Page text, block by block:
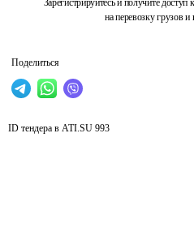
Зарегистрируйтесь и получите
на перевозку грузов и
Поделиться
ID тендера в ATI.SU 993